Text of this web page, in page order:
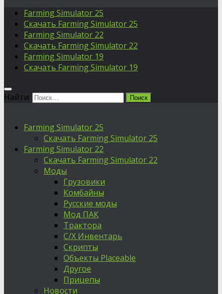
Farming Simulator 25
Скачать Farming Simulator 25
Farming Simulator 22
Скачать Farming Simulator 22
Farming Simulator 19
Скачать Farming Simulator 19
Найти:
Farming Simulator 25
Скачать Farming Simulator 25
Farming Simulator 22
Скачать Farming Simulator 22
Моды
Грузовики
Комбайны
Русские моды
Мод ПАК
Трактора
С/Х Инвентарь
Скрипты
Объекты Placeable
Другое
Прицепы
Новости